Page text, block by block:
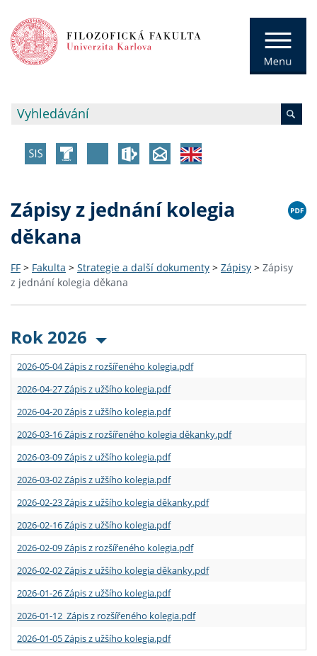
Zápisy z jednání kolegia
děkana
FF > Fakulta > Strategie a další dokumenty > Zápisy > Zápisy
z jednání kolegia děkana
Rok 2026
2026-05-04 Zápis z rozšířeného kolegia.pdf
2026-04-27 Zápis z užšího kolegia.pdf
2026-04-20 Zápis z užšího kolegia.pdf
2026-03-16 Zápis z rozšířeného kolegia děkanky.pdf
2026-03-09 Zápis z užšího kolegia.pdf
2026-03-02 Zápis z užšího kolegia.pdf
2026-02-23 Zápis z užšího kolegia děkanky.pdf
2026-02-16 Zápis z užšího kolegia.pdf
2026-02-09 Zápis z rozšířeného kolegia.pdf
2026-02-02 Zápis z užšího kolegia děkanky.pdf
2026-01-26 Zápis z užšího kolegia.pdf
2026-01-12 Zápis z rozšířeného kolegia.pdf
2026-01-05 Zápis z užšího kolegia.pdf